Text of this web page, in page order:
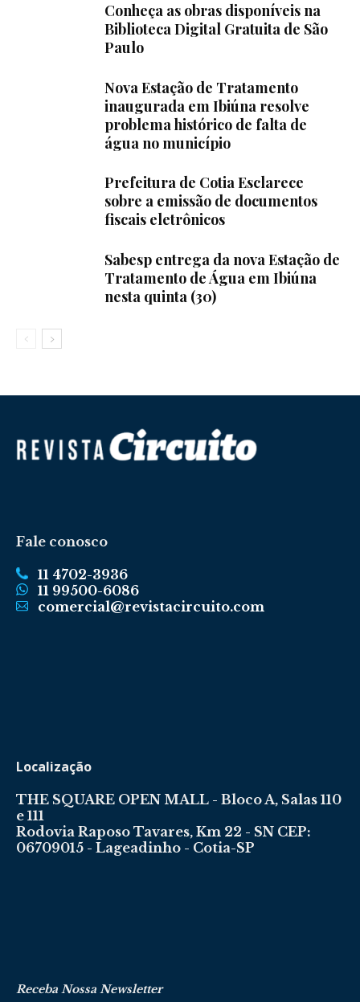
Conheça as obras disponíveis na
Biblioteca Digital Gratuita de São
Paulo
Nova Estação de Tratamento
inaugurada em Ibiúna resolve
problema histórico de falta de
água no município
Prefeitura de Cotia Esclarece
sobre a emissão de documentos
fiscais eletrônicos
Sabesp entrega da nova Estação de
Tratamento de Água em Ibiúna
nesta quinta (30)
Fale conosco
11 4702-3936
11 99500-6086
comercial@revistacircuito.com
Localização
THE SQUARE OPEN MALL - Bloco A, Salas 110
e 111
Rodovia Raposo Tavares, Km 22 - SN CEP:
06709015 - Lageadinho - Cotia-SP
Receba Nossa Newsletter